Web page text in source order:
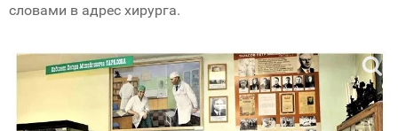
словами в адрес хирурга.